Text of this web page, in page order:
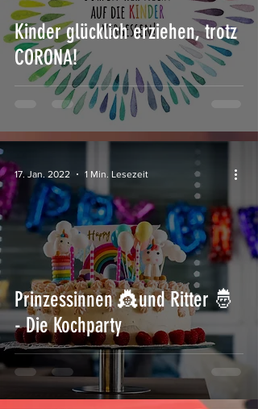
Kinder glücklich erziehen, trotz
CORONA!
Prinzessinnen 👸und Ritter 🤴
- Die Kochparty
17. Jan. 2022 1 Min. Lesezeit